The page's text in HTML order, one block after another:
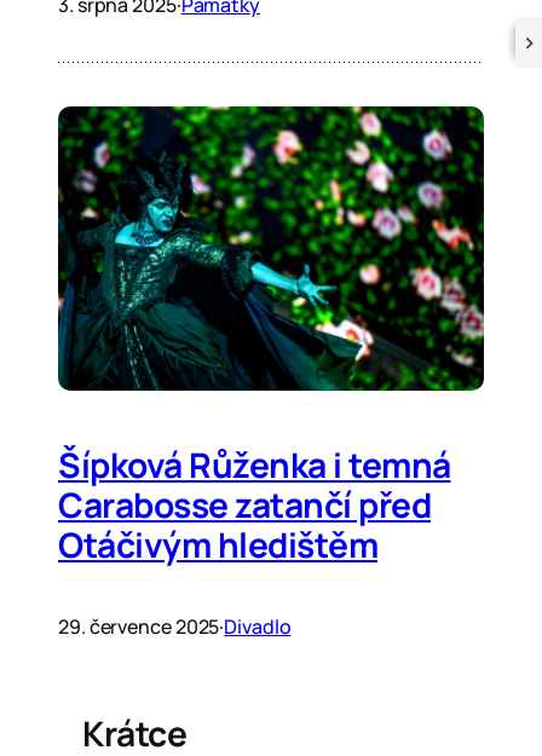
Šípková Růženka i temná
Carabosse zatančí před
Otáčivým hledištěm
29. července 2025·Divadlo
Krátce